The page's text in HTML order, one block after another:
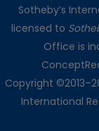
Sotheby’s
licensed to
Office is
Copyright
International